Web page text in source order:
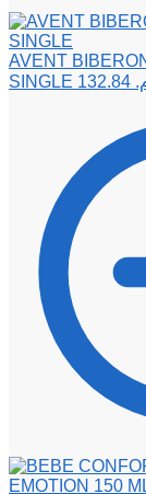
AVENT
SINGLE